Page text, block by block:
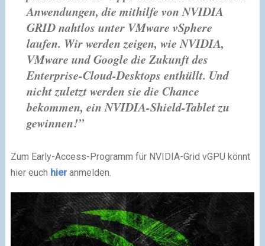
Anwendungen, die mithilfe vonNVIDIA
GRIDnahtlos unter VMware vSphere
laufen. Wir werden zeigen, wieNVIDIA,
VMware undGoogledie Zukunft des
Enterprise-Cloud-Desktops enthüllt. Und
nicht zuletzt werden sie die Chance
bekommen, ein NVIDIA-Shield-Tablet zu
gewinnen!”
Zum Early-Access-Programm für NVIDIA-Grid vGPU könnt
hier euch hieranmelden.